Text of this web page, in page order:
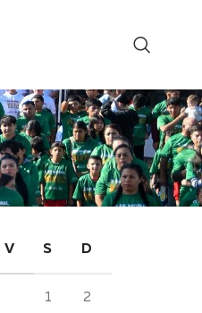
V S D
1 2